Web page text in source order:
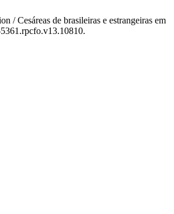
Cesáreas de brasileiras e estrangeiras em